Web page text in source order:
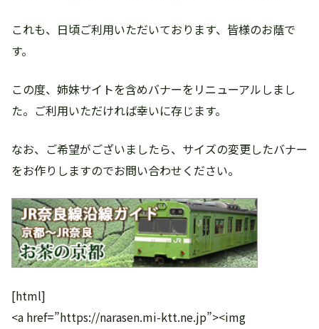
これも、日頃ご利用いただいております、皆様のお蔭で
す。
この度、姉妹サイトを含めバナーをリニューアルしまし
た。ご利用いただければ幸いに存じます。
なお、ご希望がございましたら、サイズの変更したバナー
をお作りしますのでお問い合わせください。
[html]
<a href=”https://narasen.mi-ktt.ne.jp”><img